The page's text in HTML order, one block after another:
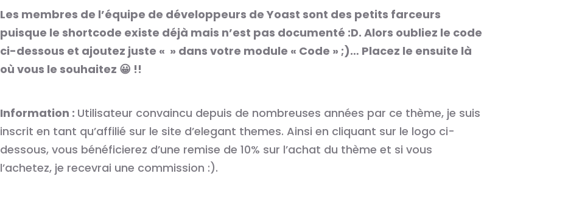
Les membres de l’équipe de développeurs de Yoast sont des petits farceurs
puisque le shortcode existe déjà mais n’est pas documenté :D. Alors oubliez le code
ci-dessous et ajoutez juste « » dans votre module « Code » ;)… Placez le ensuite là
où vous le souhaitez 😀 !!
Information : Utilisateur convaincu depuis de nombreuses années par ce thème, je suis
inscrit en tant qu’affilié sur le site d’elegant themes. Ainsi en cliquant sur le logo ci-
dessous, vous bénéficierez d’une remise de 10% sur l’achat du thème et si vous
l’achetez, je recevrai une commission :).